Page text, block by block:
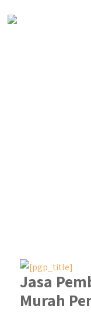
Jasa
Murah